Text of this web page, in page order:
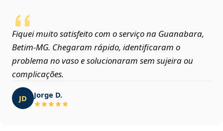
Fiquei muito satisfeito com o serviço na Guanabara,
Betim‑MG. Chegaram rápido, identificaram o
problema no vaso e solucionaram sem sujeira ou
complicações.
JD Jorge D.